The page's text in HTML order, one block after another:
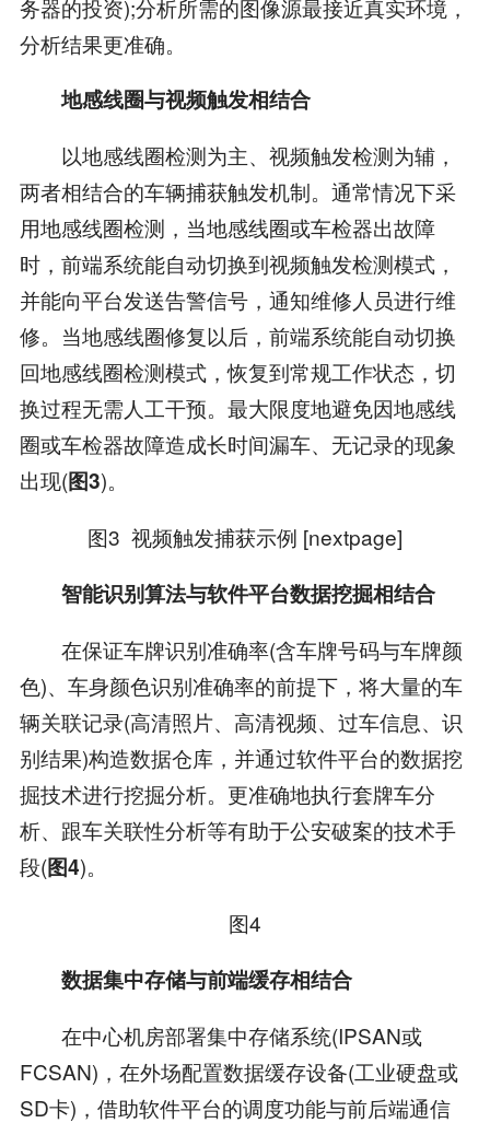
务器的投资);分析所需的图像源最接近真实环境，
分析结果更准确。
地感线圈与视频触发相结合
以地感线圈检测为主、视频触发检测为辅，
两者相结合的车辆捕获触发机制。通常情况下采
用地感线圈检测，当地感线圈或车检器出故障
时，前端系统能自动切换到视频触发检测模式，
并能向平台发送告警信号，通知维修人员进行维
修。当地感线圈修复以后，前端系统能自动切换
回地感线圈检测模式，恢复到常规工作状态，切
换过程无需人工干预。最大限度地避免因地感线
圈或车检器故障造成长时间漏车、无记录的现象
出现(图3)。
图3 视频触发捕获示例 [nextpage]
智能识别算法与软件平台数据挖掘相结合
在保证车牌识别准确率(含车牌号码与车牌颜
色)、车身颜色识别准确率的前提下，将大量的车
辆关联记录(高清照片、高清视频、过车信息、识
别结果)构造数据仓库，并通过软件平台的数据挖
掘技术进行挖掘分析。更准确地执行套牌车分
析、跟车关联性分析等有助于公安破案的技术手
段(图4)。
图4
数据集中存储与前端缓存相结合
在中心机房部署集中存储系统(IPSAN或
FCSAN)，在外场配置数据缓存设备(工业硬盘或
SD卡)，借助软件平台的调度功能与前后端通信